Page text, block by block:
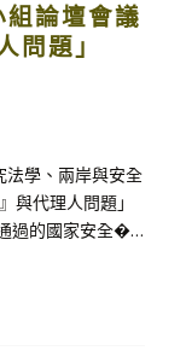
論壇會議
問題」
法學、兩岸與安全
與代理人問題」
過的國家安全�…